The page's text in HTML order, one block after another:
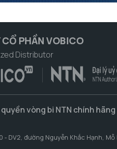
PHẦN VOBICO
Distributor
vòng bi NTN chính
- DV2, đường Nguyễn Khắc Hạnh,